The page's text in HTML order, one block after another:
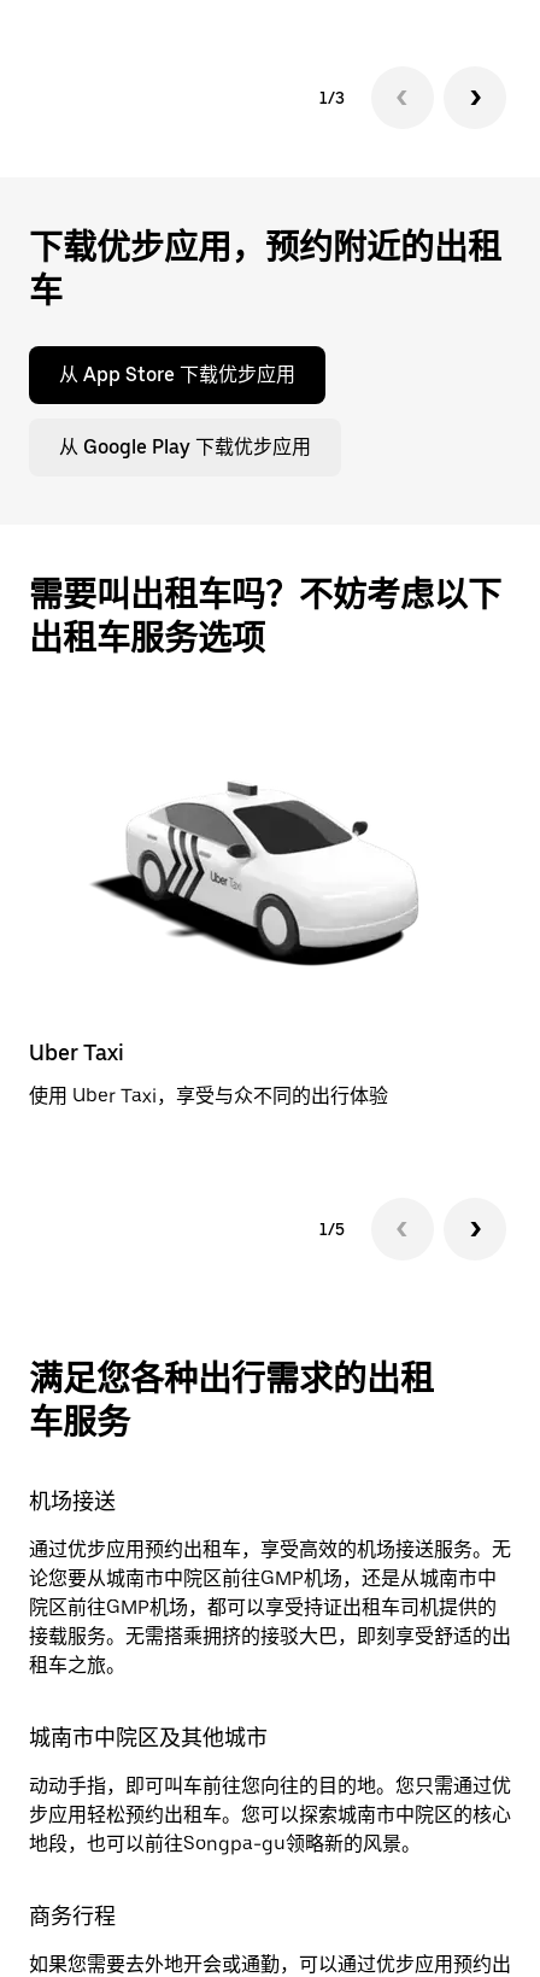
1/3
下载优步应用，预约附近的出租
车
从 App Store 下载优步应用
从 Google Play 下载优步应用
需要叫出租车吗？不妨考虑以下
出租车服务选项
Uber Taxi
使用 Uber Taxi，享受与众不同的出行体验
1/5
满足您各种出行需求的出租
车服务
机场接送
通过优步应用预约出租车，享受高效的机场接送服务。无
论您要从城南市中院区前往GMP机场，还是从城南市中
院区前往GMP机场，都可以享受持证出租车司机提供的
接载服务。无需搭乘拥挤的接驳大巴，即刻享受舒适的出
租车之旅。
城南市中院区及其他城市
动动手指，即可叫车前往您向往的目的地。您只需通过优
步应用轻松预约出租车。您可以探索城南市中院区的核心
地段，也可以前往Songpa-gu领略新的风景。
商务行程
如果您需要去外地开会或通勤，可以通过优步应用预约出